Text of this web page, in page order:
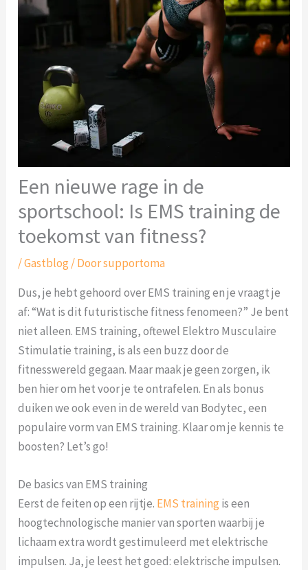
Een nieuwe rage in de
sportschool: Is EMS training de
toekomst van fitness?
/Gastblog / Doorsupportoma
Dus, je hebt gehoord over EMS training en je vraagt je
af: “Wat is dit futuristische fitness fenomeen?” Je bent
niet alleen. EMS training, oftewel Elektro Musculaire
Stimulatie training, is als een buzz door de
fitnesswereld gegaan. Maar maak je geen zorgen, ik
ben hier om het voor je te ontrafelen. En als bonus
duiken we ook even in de wereld van Bodytec, een
populaire vorm van EMS training. Klaar om je kennis te
boosten? Let’s go!
De basics van EMS training
Eerst de feiten op een rijtje. EMS training is een
hoogtechnologische manier van sporten waarbij je
lichaam extra wordt gestimuleerd met elektrische
impulsen. Ja, je leest het goed: elektrische impulsen.